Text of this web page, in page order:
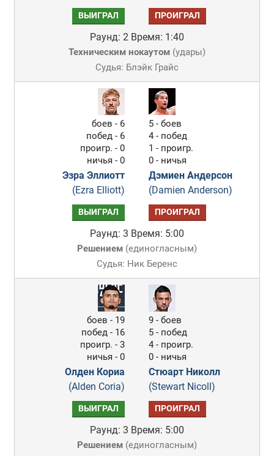
ВЫИГРАЛ ПРОИГРАЛ
Раунд: 2 Время: 1:40
Техническим нокаутом(удары)
Судья: Блэйк Грайс
боев - 6
побед - 6
проигр. - 0
ничья - 0
Эзра Эллиотт
(Ezra Elliott)
5 - боев
4 - побед
1 - проигр.
0 - ничья
Дэмиен Андерсон
(Damien Anderson)
ВЫИГРАЛ ПРОИГРАЛ
Раунд: 3 Время: 5:00
Решением(единогласным)
Судья: Ник Беренс
боев - 19
побед - 16
проигр. - 3
ничья - 0
Олден Кориа
(Alden Coria)
9 - боев
5 - побед
4 - проигр.
0 - ничья
Стюарт Николл
(Stewart Nicoll)
ВЫИГРАЛ ПРОИГРАЛ
Раунд: 3 Время: 5:00
Решением(единогласным)